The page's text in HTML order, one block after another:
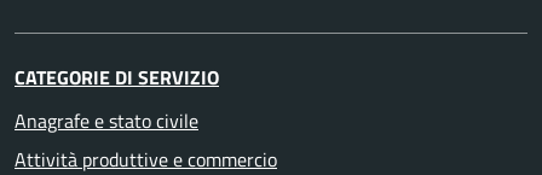
CATEGORIE DI SERVIZIO
Anagrafe e stato civile
Attività produttive e commercio